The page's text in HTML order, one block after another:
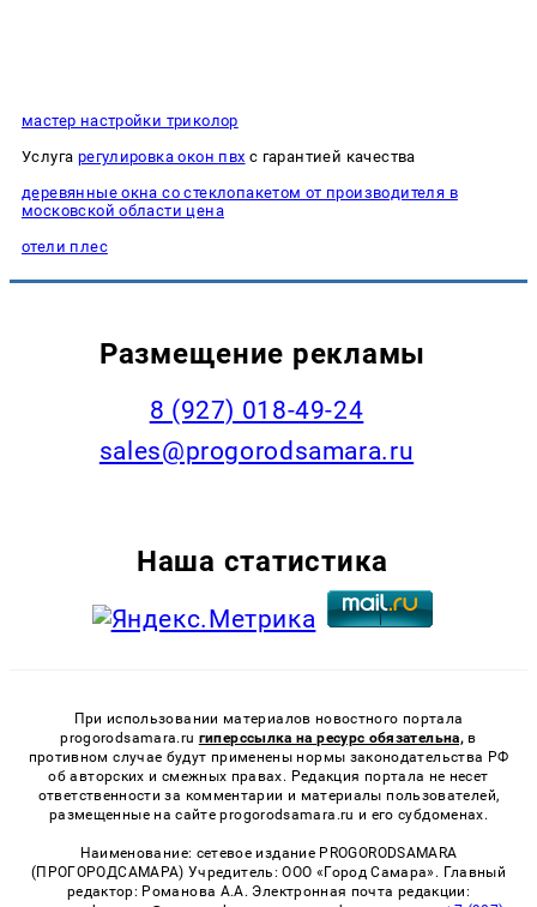
мастер настройки триколор
Услуга регулировка окон пвх с гарантией качества
деревянные окна со стеклопакетом от производителя в
московской области цена
отели плес
Размещение рекламы
8 (927) 018-49-24
sales@progorodsamara.ru
Наша статистика
При использовании материалов новостного портала
progorodsamara.ru гиперссылка на ресурс обязательна, в
противном случае будут применены нормы законодательства РФ
об авторских и смежных правах. Редакция портала не несет
ответственности за комментарии и материалы пользователей,
размещенные на сайте progorodsamara.ru и его субдоменах.
Наименование: сетевое издание PROGORODSAMARA
(ПРОГОРОДСАМАРА) Учредитель: ООО «Город Самара». Главный
редактор: Романова А.А. Электронная почта редакции: